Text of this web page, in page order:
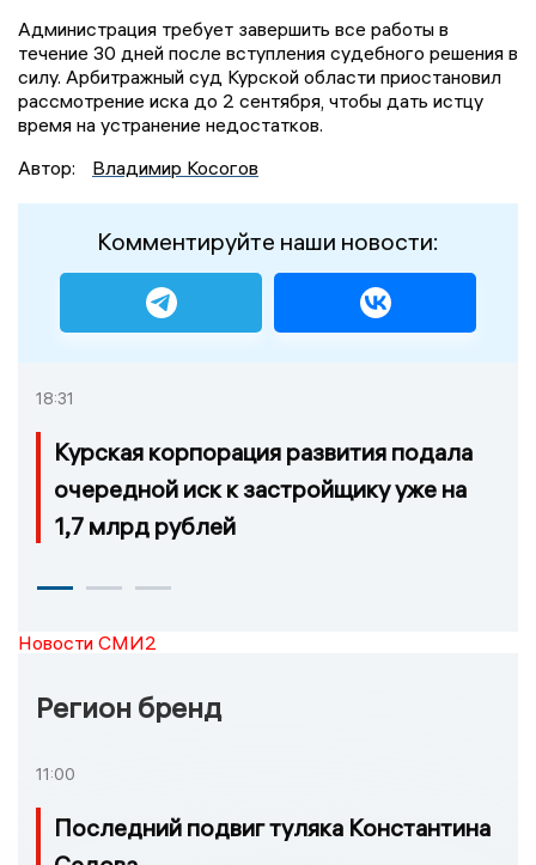
Администрация требует завершить все работы в
течение 30 дней после вступления судебного решения в
силу. Арбитражный суд Курской области приостановил
рассмотрение иска до 2 сентября, чтобы дать истцу
время на устранение недостатков.
Автор:
Владимир Косогов
Комментируйте наши новости:
18:31
Курская корпорация развития подала
очередной иск к застройщику уже на
1,7 млрд рублей
Новости СМИ2
Регион бренд
11:00
Последний подвиг туляка Константина